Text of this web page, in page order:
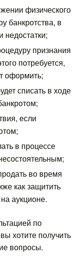
физического
банкротства, в
недостатки;
признания
потребуется,
оформить;
списать в ходе
если
в процессе
во время
как защитить
аукционе.
по
хотите получить
вопросы.